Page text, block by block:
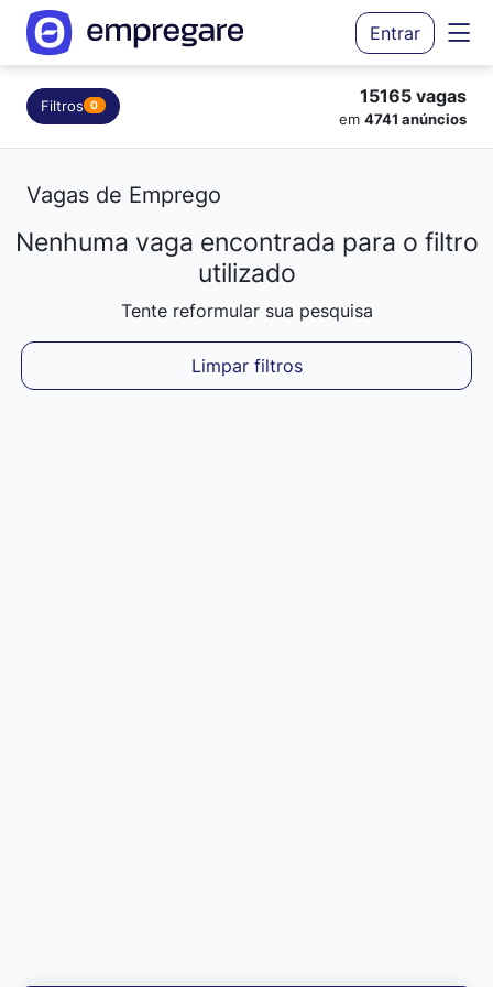
Entrar
Filtros 0 15165 vagas
em 4741 anúncios
Vagas de Emprego
Nenhuma vaga encontrada para o filtro
utilizado
Tente reformular sua pesquisa
Limpar filtros